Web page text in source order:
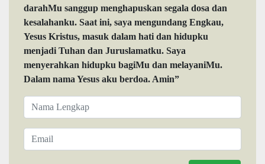
darahMu sanggup menghapuskan segala dosa dan
kesalahanku. Saat ini, saya mengundang Engkau,
Yesus Kristus, masuk dalam hati dan hidupku
menjadi Tuhan dan Juruslamatku. Saya
menyerahkan hidupku bagiMu dan melayaniMu.
Dalam nama Yesus aku berdoa. Amin”